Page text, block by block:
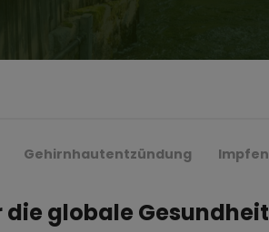
Gehirnhautentzündung Impfen
globale Gesundheit